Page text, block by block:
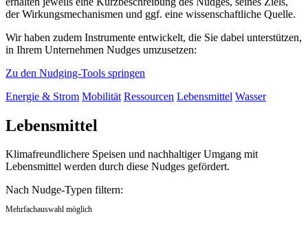
der Wirkungsmechanismen und ggf. eine wissenschaftliche Quelle.
Wir haben zudem Instrumente entwickelt, die Sie dabei unterstützen,
in Ihrem Unternehmen Nudges umzusetzen:
Zu den Nudging-Tools springen
Energie & Strom Mobilität Ressourcen Lebensmittel Wasser
Lebensmittel
Klimafreundlichere Speisen und nachhaltiger Umgang mit
Lebensmittel werden durch diese Nudges gefördert.
Nach Nudge-Typen filtern:
Mehrfachauswahl möglich